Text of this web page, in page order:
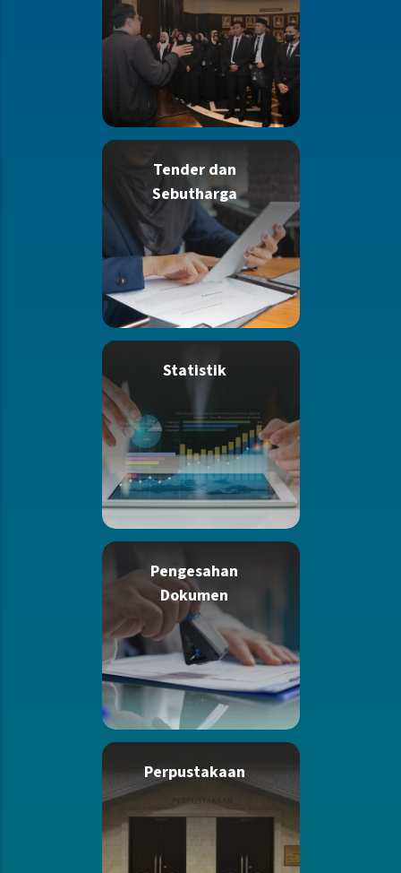
Tender dan
Sebutharga
Statistik
Pengesahan
Dokumen
Perpustakaan